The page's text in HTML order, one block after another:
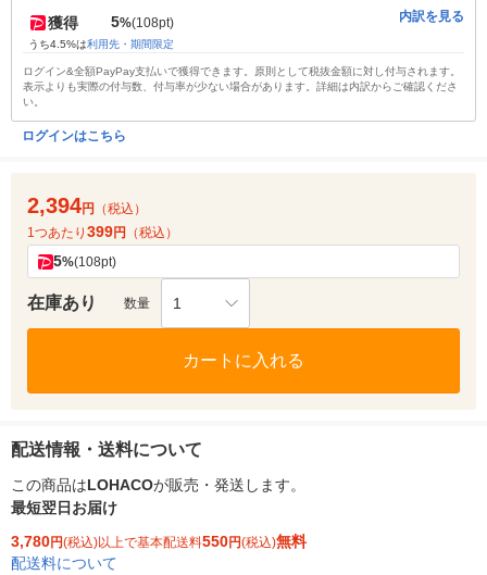
獲得 5%(108pt)
うち4.5%は利用先・期間限定
内訳を見る
ログイン&全額PayPay支払いで獲得できます。原則として税抜金額に対し付与されます。
表示よりも実際の付与数、付与率が少ない場合があります。詳細は内訳からご確認くださ
い。
ログインはこちら
2,394円
（税込）
1つあたり 399円 （税込）
5%(108pt)
在庫あり 数量 1
カートに入れる
配送情報・送料について
この商品はLOHACOが販売・発送します。
最短翌日お届け
3,780円(税込)以上で基本配送料550円(税込)無料
配送料について